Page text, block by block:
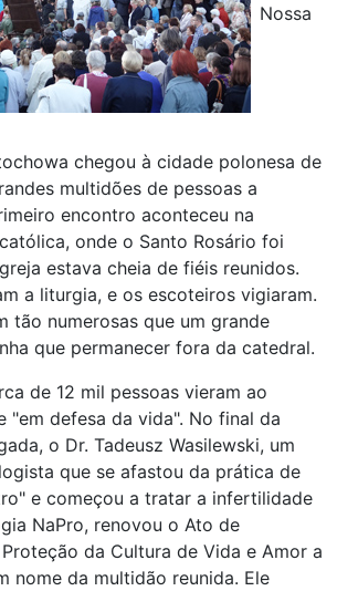
Nossa
chegou à cidade polonesa de
multidões de pessoas a
encontro aconteceu na
onde o Santo Rosário foi
estava cheia de fiéis reunidos.
a liturgia, e os escoteiros vigiaram.
tão numerosas que um grande
que permanecer fora da catedral.
de 12 mil pessoas vieram ao
"em defesa da vida". No final da
o Dr. Tadeusz Wasilewski, um
que se afastou da prática de
e começou a tratar a infertilidade
NaPro, renovou o Ato de
da Cultura de Vida e Amor a
nome da multidão reunida. Ele